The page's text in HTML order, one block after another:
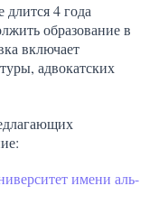
4 года
образование в
включает
адвокатских
имени аль-